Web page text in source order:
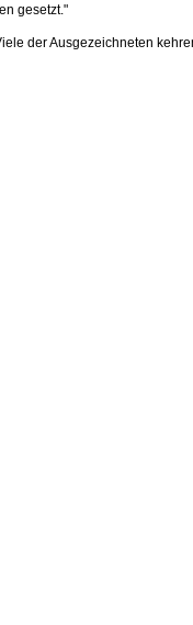
gesetzt."
der Ausgezeichneten